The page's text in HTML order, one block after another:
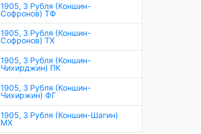
1905, 3 Рубля (Коншин-
Софронов) ТФ
1905, 3 Рубля (Коншин-
Софронов) ТХ
1905, 3 Рубля (Коншин-
Чихирджин) ПК
1905, 3 Рубля (Коншин-
Чихиржин) ФГ
1905, 3 Рубля (Коншин-Шагин)
МХ